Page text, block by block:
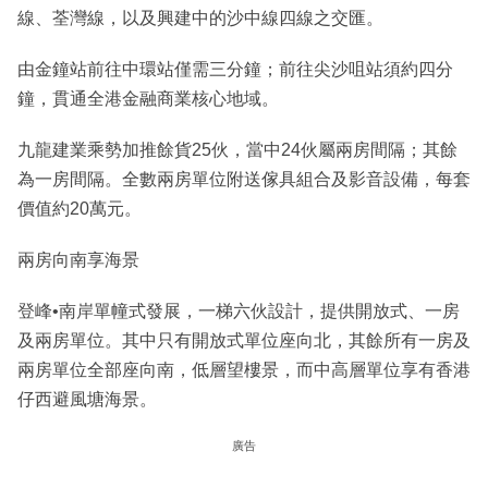
線、荃灣線，以及興建中的沙中線四線之交匯。
由金鐘站前往中環站僅需三分鐘；前往尖沙咀站須約四分
鐘，貫通全港金融商業核心地域。
九龍建業乘勢加推餘貨25伙，當中24伙屬兩房間隔；其餘
為一房間隔。全數兩房單位附送傢具組合及影音設備，每套
價值約20萬元。
兩房向南享海景
登峰•南岸單幢式發展，一梯六伙設計，提供開放式、一房
及兩房單位。其中只有開放式單位座向北，其餘所有一房及
兩房單位全部座向南，低層望樓景，而中高層單位享有香港
仔西避風塘海景。
廣告